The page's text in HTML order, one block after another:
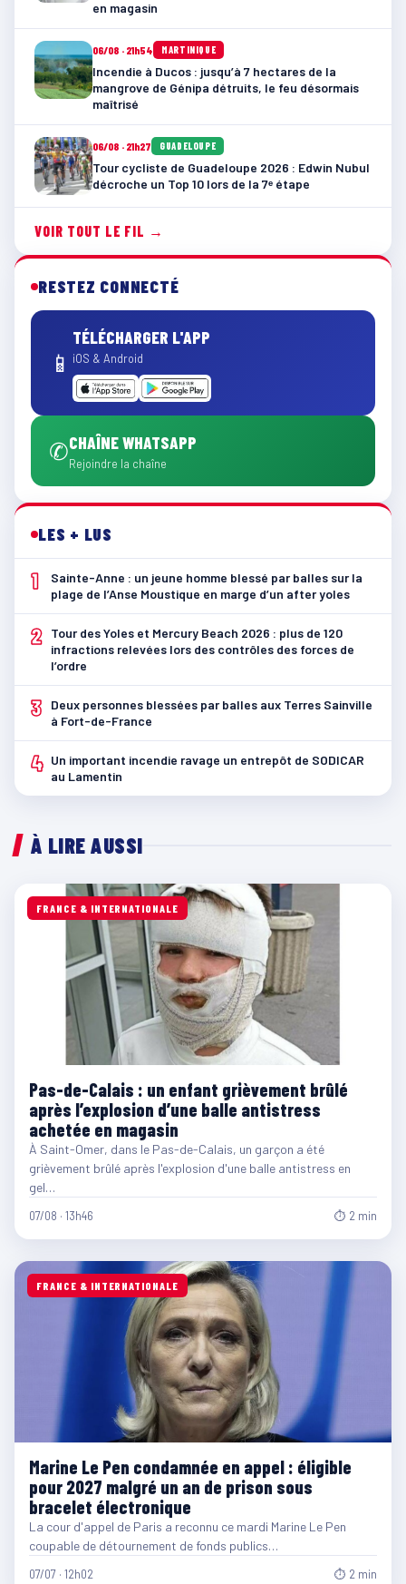
en magasin
06/08 · 21h54 MARTINIQUE
Incendie à Ducos : jusqu’à 7 hectares de la
mangrove de Génipa détruits, le feu désormais
maîtrisé
06/08 · 21h27 GUADELOUPE
Tour cycliste de Guadeloupe 2026 : Edwin Nubul
décroche un Top 10 lors de la 7ᵉ étape
VOIR TOUT LE FIL →
RESTEZ CONNECTÉ
📱
TÉLÉCHARGER L'APP
iOS & Android
✆CHAÎNE WHATSAPP
Rejoindre la chaîne
LES + LUS
1
Sainte-Anne : un jeune homme blessé par balles sur la
plage de l’Anse Moustique en marge d’un after yoles
2
Tour des Yoles et Mercury Beach 2026 : plus de 120
infractions relevées lors des contrôles des forces de
l’ordre
3
Deux personnes blessées par balles aux Terres Sainville
à Fort-de-France
4 Un important incendie ravage un entrepôt de SODICAR
au Lamentin
À LIRE AUSSI
FRANCE & INTERNATIONALE
Pas-de-Calais : un enfant grièvement brûlé
après l’explosion d’une balle antistress
achetée en magasin
À Saint-Omer, dans le Pas-de-Calais, un garçon a été
grièvement brûlé après l'explosion d'une balle antistress en
gel…
07/08 · 13h46 ⏱ 2 min
FRANCE & INTERNATIONALE
Marine Le Pen condamnée en appel : éligible
pour 2027 malgré un an de prison sous
bracelet électronique
La cour d'appel de Paris a reconnu ce mardi Marine Le Pen
coupable de détournement de fonds publics…
07/07 · 12h02 ⏱ 2 min